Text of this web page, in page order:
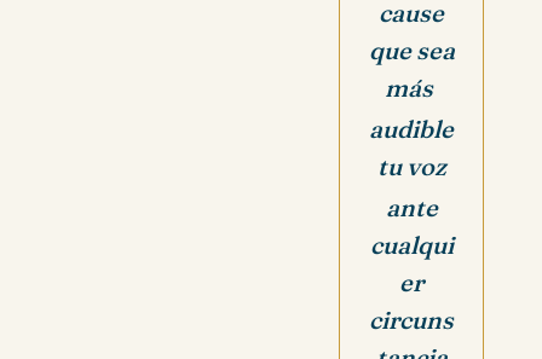
cause
que sea
más
audible
tu voz
ante
cualqui
er
circuns